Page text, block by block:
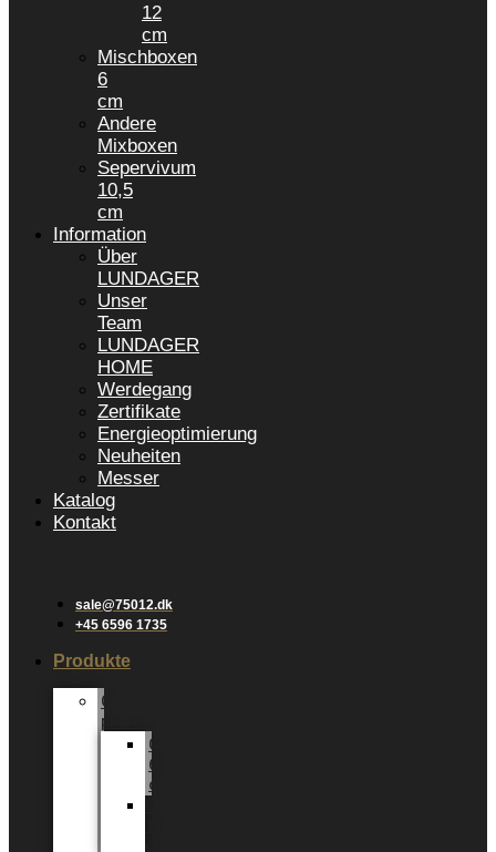
12
cm
Mischboxen
6
cm
Andere
Mixboxen
Sepervivum
10,5
cm
Information
Über
LUNDAGER
Unser
Team
LUNDAGER
HOME
Werdegang
Zertifikate
Energieoptimierung
Neuheiten
Messer
Katalog
Kontakt
sale@75012.dk
+45 6596 1735
Produkte
Groene
planten
Grünpflanzen
6
cm